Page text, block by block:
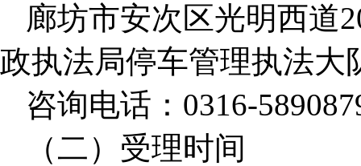
廊坊市安次区光明西道
政执法局停车管理执法大
咨询电话：0316-
（二）受理时间